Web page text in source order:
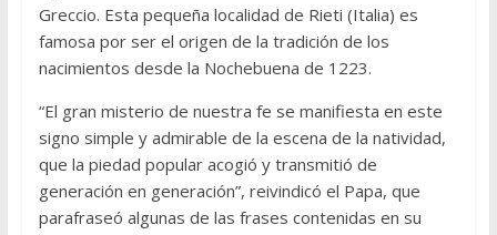
Greccio. Esta pequeña localidad de Rieti (Italia) es
famosa por ser el origen de la tradición de los
nacimientos desde la Nochebuena de 1223.
“El gran misterio de nuestra fe se manifiesta en este
signo simple y admirable de la escena de la natividad,
que la piedad popular acogió y transmitió de
generación en generación”, reivindicó el Papa, que
parafraseó algunas de las frases contenidas en su